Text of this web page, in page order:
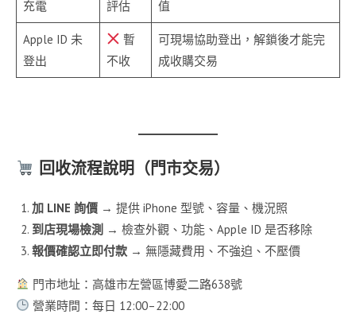
充電 評估 值
Apple ID 未
登出
暫
不收
可現場協助登出，解鎖後才能完
成收購交易
回收流程說明（門市交易）
加 LINE 詢價 → 提供 iPhone 型號、容量、機況照
到店現場檢測 → 檢查外觀、功能、Apple ID 是否移除
報價確認立即付款 → 無隱藏費用、不強迫、不壓價
門市地址：高雄市左營區博愛二路638號
營業時間：每日 12:00–22:00